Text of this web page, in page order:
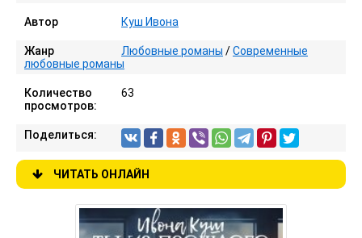
Автор Куш Ивона
Жанр Любовные романы /Современные
любовные романы
Количество
просмотров:
63
Поделиться:
ЧИТАТЬ ОНЛАЙН